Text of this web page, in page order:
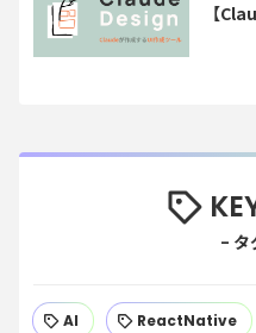
【
AI ReactNative